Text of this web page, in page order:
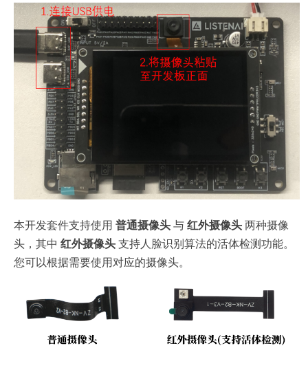
本开发套件支持使用 普通摄像头 与 红外摄像头 两种摄像
头，其中 红外摄像头 支持人脸识别算法的活体检测功能。
您可以根据需要使用对应的摄像头。